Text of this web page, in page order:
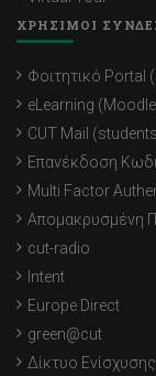
ΧΡΗΣΙΜΟΙ
Φοιτητικό Portal
eLearning
CUT Mail
Επανέκδοση
Multi Factor
Απομακρυσμένη
cut-radio
Intent
Europe Direct
green@cut
Δίκτυο